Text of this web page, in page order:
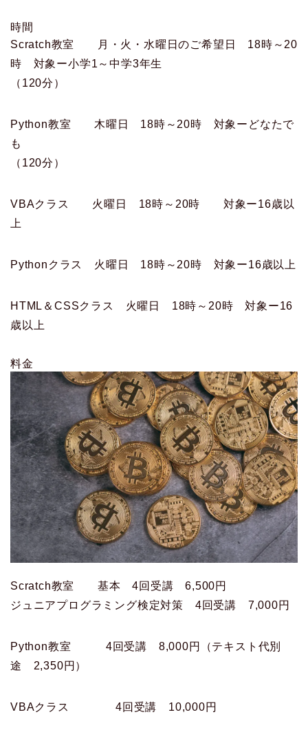
時間
Scratch教室 月・火・水曜日のご希望日 18時～20
時 対象ー小学1～中学3年生
（120分）
Python教室 木曜日 18時～20時 対象ーどなたで
も
（120分）
VBAクラス 火曜日 18時～20時 対象ー16歳以
上
Pythonクラス 火曜日 18時～20時 対象ー16歳以上
HTML＆CSSクラス 火曜日 18時～20時 対象ー16
歳以上
料金
Scratch教室 基本 4回受講 6,500円
ジュニアプログラミング検定対策 4回受講 7,000円
Python教室 4回受講 8,000円（テキスト代別
途 2,350円）
VBAクラス 4回受講 10,000円